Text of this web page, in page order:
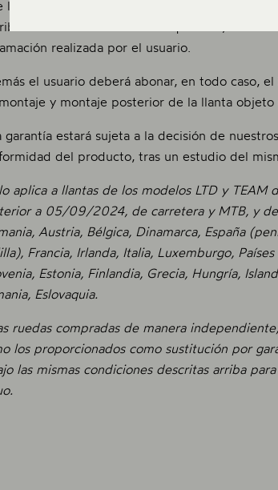
la devolución del producto, en caso de que
diferente al de su adquisición, o en el
realizada por el usuario.
el usuario deberá abonar, en todo caso,
y montaje posterior de la llanta objeto
garantía estará sujeta a la decisión de
del producto, tras un estudio del
aplica a llantas de los modelos LTD y
a 05/09/2024, de carretera y MTB, y de
Austria, Bélgica, Dinamarca, España
Francia, Irlanda, Italia, Luxemburgo,
Estonia, Finlandia, Grecia, Hungría,
Eslovaquia.
ruedas compradas de manera
los proporcionados como sustitución por
las mismas condiciones descritas arriba